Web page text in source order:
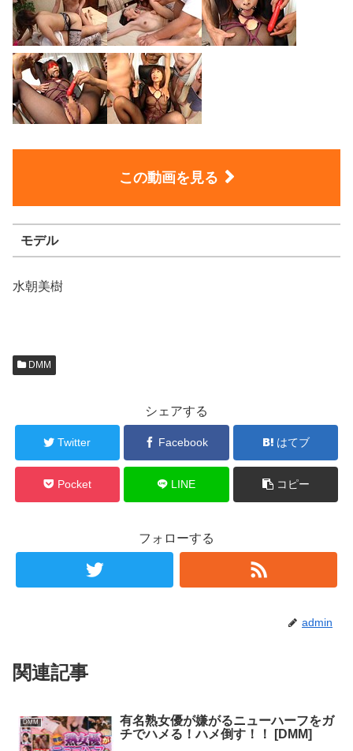
この動画を見る
モデル
水朝美樹
DMM
シェアする
Twitter Facebook はてブ
Pocket LINE コピー
フォローする
admin
関連記事
DMM
有名熟女優が嫌がるニューハーフをガ
チでハメる！ハメ倒す！！ [DMM]